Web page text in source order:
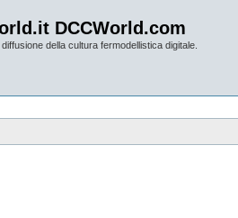
DCCWorld.com
della cultura fermodellistica digitale.